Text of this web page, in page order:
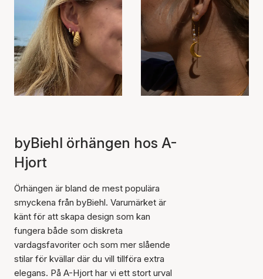
byBiehl örhängen hos A-
Hjort
Örhängen är bland de mest populära
smyckena från byBiehl. Varumärket är
känt för att skapa design som kan
fungera både som diskreta
vardagsfavoriter och som mer slående
stilar för kvällar där du vill tillföra extra
elegans. På A-Hjort har vi ett stort urval